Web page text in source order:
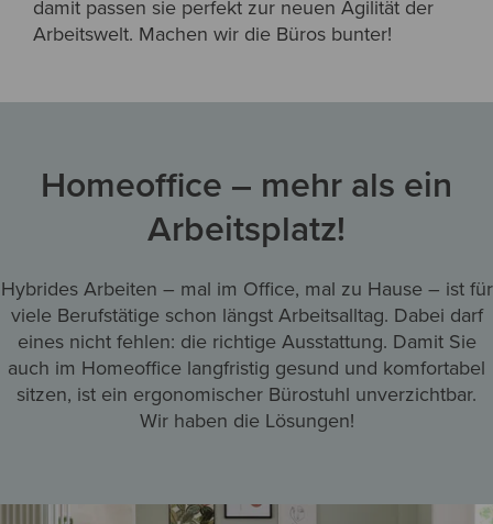
damit passen sie perfekt zur neuen Agilität der
Arbeitswelt. Machen wir die Büros bunter!
Homeoffice – mehr als ein
Arbeitsplatz!
Hybrides Arbeiten – mal im Office, mal zu Hause – ist für
viele Berufstätige schon längst Arbeitsalltag. Dabei darf
eines nicht fehlen: die richtige Ausstattung. Damit Sie
auch im Homeoffice langfristig gesund und komfortabel
sitzen, ist ein ergonomischer Bürostuhl unverzichtbar.
Wir haben die Lösungen!